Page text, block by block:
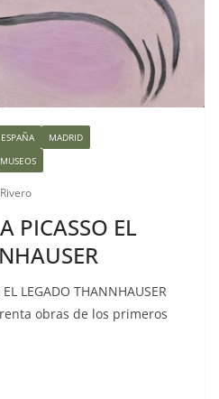
ESPAÑA
MADRID
MUSEOS
PICASSO EL
LEGADO THANNHAUSER
obras de los primeros